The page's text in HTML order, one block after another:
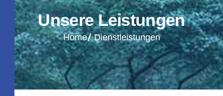
Unsere Leistungen
Home Dienstleistungen